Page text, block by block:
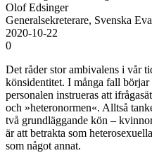
Olof Edsinger
Generalsekreterare, Svenska
2020-10-22
0
Det råder stor ambivalens i vår
könsidentitet. I många fall
personalen instrueras att
och »heteronormen«. Alltså
två grundläggande kön –
är att betrakta som
som något annat.